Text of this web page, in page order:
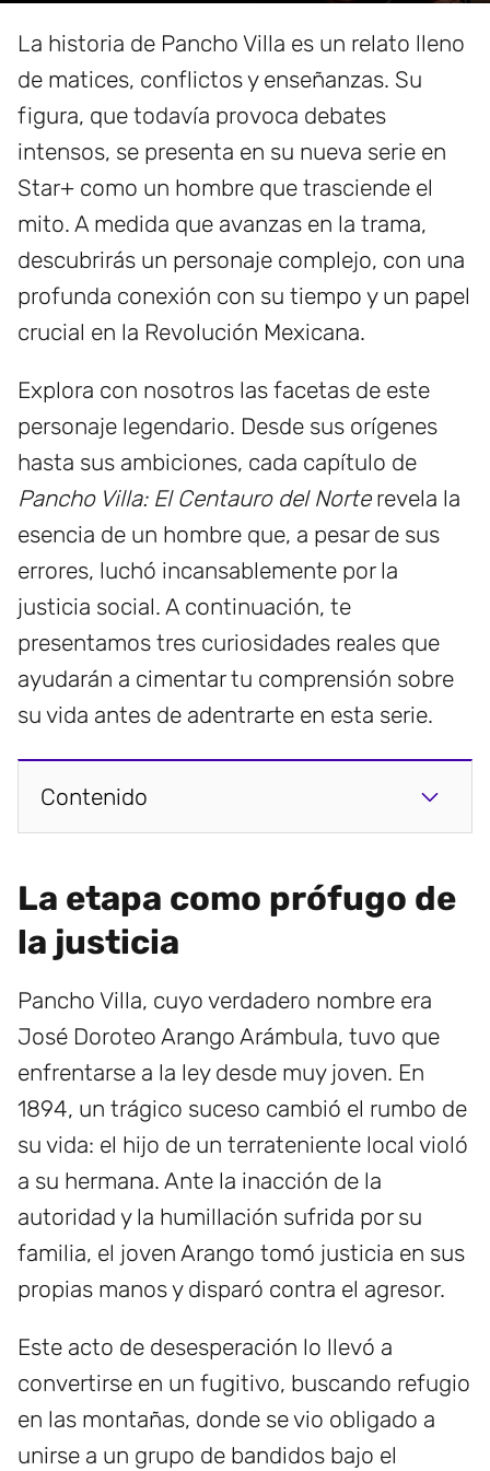
La historia de Pancho Villa es un relato lleno
de matices, conflictos y enseñanzas. Su
figura, que todavía provoca debates
intensos, se presenta en su nueva serie en
Star+ como un hombre que trasciende el
mito. A medida que avanzas en la trama,
descubrirás un personaje complejo, con una
profunda conexión con su tiempo y un papel
crucial en la Revolución Mexicana.
Explora con nosotros las facetas de este
personaje legendario. Desde sus orígenes
hasta sus ambiciones, cada capítulo de
Pancho Villa: El Centauro del Norterevela la
esencia de un hombre que, a pesar de sus
errores, luchó incansablemente por la
justicia social. A continuación, te
presentamos tres curiosidades reales que
ayudarán a cimentar tu comprensión sobre
su vida antes de adentrarte en esta serie.
Contenido
La etapa como prófugo de
la justicia
Pancho Villa, cuyo verdadero nombre era
José Doroteo Arango Arámbula, tuvo que
enfrentarse a la ley desde muy joven. En
1894, un trágico suceso cambió el rumbo de
su vida: el hijo de un terrateniente local violó
a su hermana. Ante la inacción de la
autoridad y la humillación sufrida por su
familia, el joven Arango tomó justicia en sus
propias manos y disparó contra el agresor.
Este acto de desesperación lo llevó a
convertirse en un fugitivo, buscando refugio
en las montañas, donde se vio obligado a
unirse a un grupo de bandidos bajo el